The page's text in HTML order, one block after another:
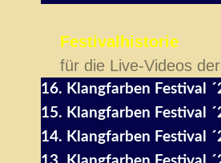
Festivalhistorie
für die Live-Videos
16. Klangfarben Festival
15. Klangfarben Festival
14. Klangfarben Festival